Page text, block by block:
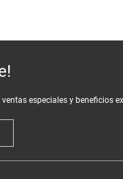
especiales y beneficios